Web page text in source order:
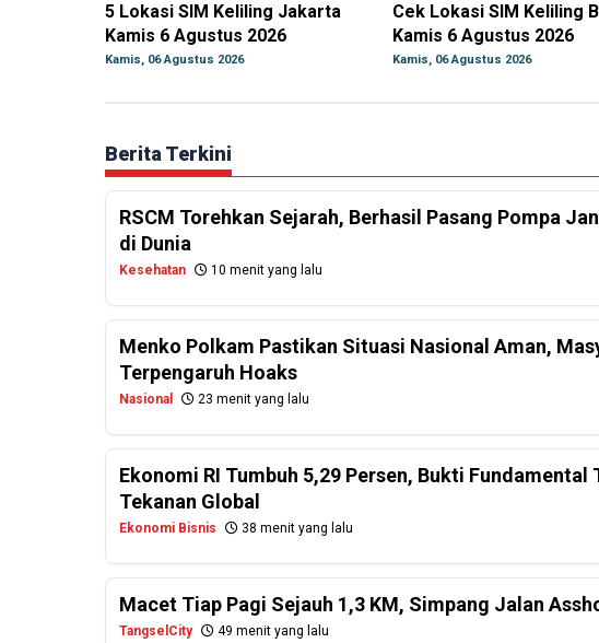
5 Lokasi SIM Keliling Jakarta
Kamis 6 Agustus 2026
Kamis, 06 Agustus 2026
Cek Lokasi SIM Keliling
Kamis 6 Agustus 2026
Kamis, 06 Agustus 2026
Berita Terkini
RSCM Torehkan Sejarah, Berhasil Pasang Pompa
di Dunia
Kesehatan 10 menit yang lalu
Menko Polkam Pastikan Situasi Nasional Aman,
Terpengaruh Hoaks
Nasional 23 menit yang lalu
Ekonomi RI Tumbuh 5,29 Persen, Bukti Fundamental
Tekanan Global
Ekonomi Bisnis 38 menit yang lalu
Macet Tiap Pagi Sejauh 1,3 KM, Simpang Jalan
TangselCity 49 menit yang lalu